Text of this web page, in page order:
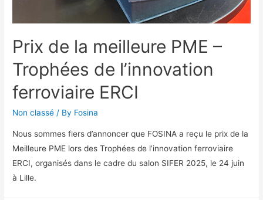
Prix de la meilleure PME –
Trophées de l’innovation
ferroviaire ERCI
Non classé / By Fosina
Nous sommes fiers d’annoncer que FOSINA a reçu le prix de la
Meilleure PME lors des Trophées de l’innovation ferroviaire
ERCI, organisés dans le cadre du salon SIFER 2025, le 24 juin
à Lille.